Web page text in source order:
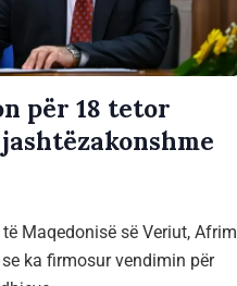
për 18 tetor
Maqedonisë së Veriut, Afrim
ka firmosur vendimin për